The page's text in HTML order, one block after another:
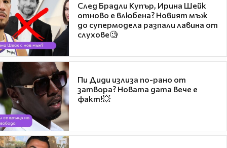
След Брадли Купър, Ирина Шейк
отново е влюбена? Новият мъж
до супермодела разпали лавина от
слухове🧐
Пи Диди излиза по-рано от
затвора? Новата дата вече е
факт!💥